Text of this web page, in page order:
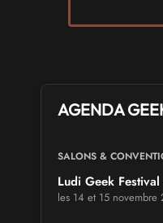
AGENDA
SALONS &
Ludi Geek
les 14 et 15 novembre